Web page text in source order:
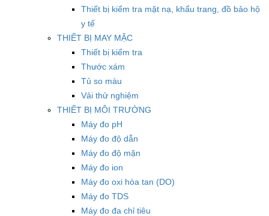
Thiết bị kiểm tra mặt nạ, khẩu trang, đồ bảo hộ
y tế
THIẾT BỊ MAY MẶC
Thiết bị kiểm tra
Thước xám
Tủ so màu
Vải thử nghiệm
THIẾT BỊ MÔI TRƯỜNG
Máy đo pH
Máy đo độ dẫn
Máy đo độ mặn
Máy đo ion
Máy đo oxi hòa tan (DO)
Máy đo TDS
Máy đo đa chỉ tiêu